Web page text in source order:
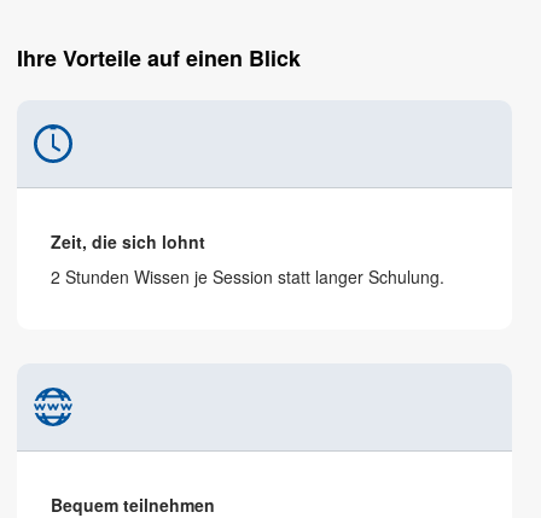
Ihre Vorteile auf einen Blick
Zeit, die sich lohnt
2 Stunden Wissen je Session statt langer Schulung.
Bequem teilnehmen